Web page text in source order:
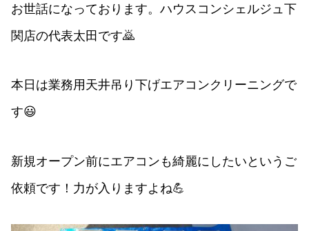
お世話になっております。ハウスコンシェルジュ下
関店の代表太田です🙇
本日は業務用天井吊り下げエアコンクリーニングで
す😃
新規オープン前にエアコンも綺麗にしたいというご
依頼です！力が入りますよね💪